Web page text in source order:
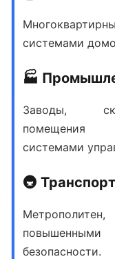
системами
🏭
Заводы,
помещения
системами
🚇
повышенными
безопасности.